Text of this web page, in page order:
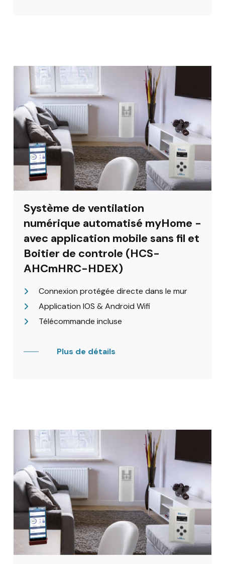
Système de ventilation
numérique automatisé myHome -
avec application mobile sans fil et
Boitier de controle (HCS-
AHCmHRC-HDEX)
Connexion protégée directe dans le mur
Application IOS & Android Wifi
Télécommande incluse
Plus de détails